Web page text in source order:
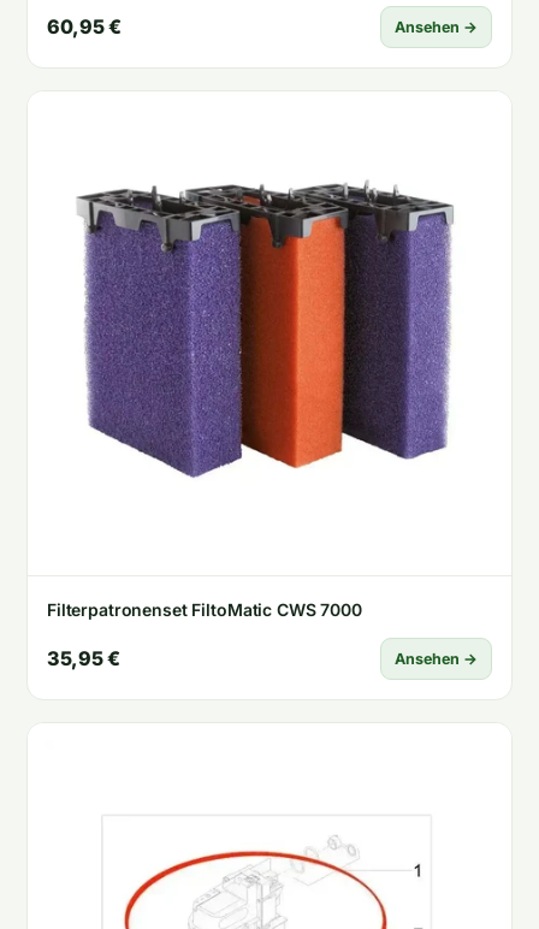
60,95 € Ansehen →
Filterpatronenset FiltoMatic CWS 7000
35,95 € Ansehen →